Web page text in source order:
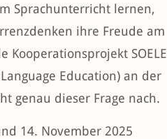
Sprachunterricht lernen,
ihre Freude am
Kooperationsprojekt SOELE
Education) an der
genau dieser Frage nach.
14. November 2025